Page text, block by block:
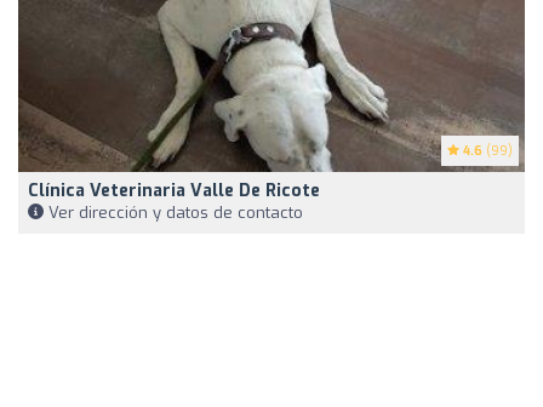
4.6 (99)
Clínica Veterinaria Valle De Ricote
Ver dirección y datos de contacto